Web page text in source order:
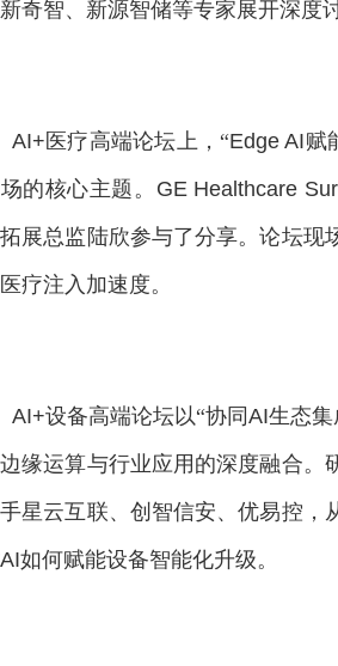
奇智、新源智储等专家展开深度
AI+ 医疗高端论坛上，“Edge AI赋
的核心主题。 GE Healthcare
展总监陆欣参与了分享。论坛现
疗注入加速度。
AI+设备高端论坛以“协同 AI生态
缘运算与行业应用的深度融合。
星云互联、创智信安、优易控，
AI如何赋能设备智能化升级。